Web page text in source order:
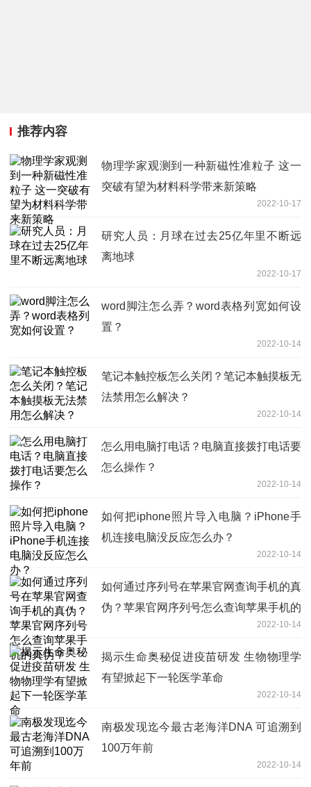
推荐内容
物理学家观测到一种新磁性准粒子 这一
突破有望为材料科学带来新策略
2022-10-17
研究人员：月球在过去25亿年里不断远
离地球
2022-10-17
word脚注怎么弄？word表格列宽如何设
置？
2022-10-14
笔记本触控板怎么关闭？笔记本触摸板无
法禁用怎么解决？
2022-10-14
怎么用电脑打电话？电脑直接拨打电话要
怎么操作？
2022-10-14
如何把iphone照片导入电脑？iPhone手
机连接电脑没反应怎么办？
2022-10-14
如何通过序列号在苹果官网查询手机的真
伪？苹果官网序列号怎么查询苹果手机的
2022-10-14
揭示生命奥秘促进疫苗研发 生物物理学
有望掀起下一轮医学革命
2022-10-14
南极发现迄今最古老海洋DNA 可追溯到
100万年前
2022-10-14